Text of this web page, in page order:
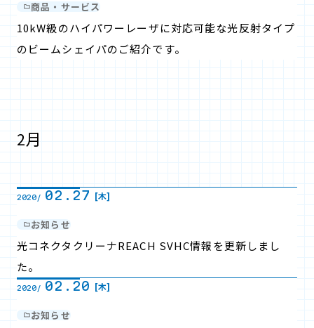
商品・サービス
10kW級のハイパワーレーザに対応可能な光反射タイプ
のビームシェイパのご紹介です。
2月
2020/ 02.27 [木]
お知らせ
光コネクタクリーナREACH SVHC情報を更新しまし
た。
2020/ 02.20 [木]
お知らせ